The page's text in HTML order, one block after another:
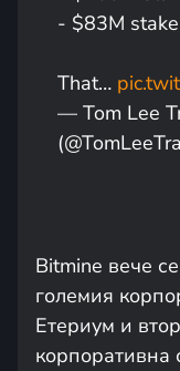
- $83M
That…
— Tom Lee
Bitmine вече
големия
Етериум и
корпоративна